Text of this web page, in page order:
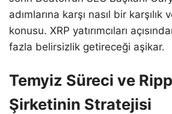
adımlarına karşı nasıl bir
konusu. XRP yatırımcıları
fazla belirsizlik getireceği aşikar.
Temyiz Süreci ve
Şirketinin Stratejisi